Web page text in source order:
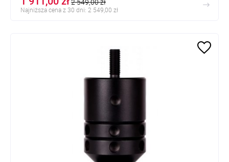
Najniższa cena z 30 dni: 2 549,00 zł